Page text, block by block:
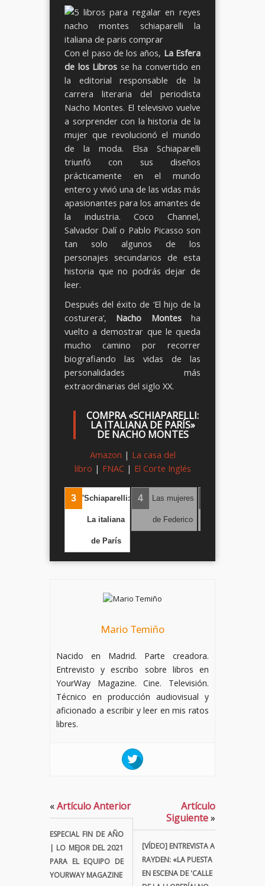
Con el paso de los años, La Esfera
de los Libros se ha convertido en
la editorial responsable de la
carrera literaria del periodista
Nacho Montes. El televisivo vuelve
a sorprender con la historia de la
mujer que revolucionó el mundo
de la moda. Elsa Schiaparelli
triunfó con sus diseños
prácticamente en el mundo
entero y vivió una de las vidas más
apasionantes para los amantes de
la industria. Coco Channel,
Salvador Dalí o Pablo Picasso son
tan solo algunos de los
personajes secundarios de esta
historia que no podrás dejar de
leer.
Después del éxito de ‘El hijo de la
costurera’, Nacho Montesha
vuelto a demostrar que le queda
mucho camino por recorrer
biografiando las vidas de las
personalidades más
extraordinarias del siglo XX.
COMPRA «SCHIAPARELLI:
LA ITALIANA DE PARÍS»
DE NACHO MONTES
Amazon | La casa del
libro | FNAC| El Corte Inglés
3 'Schiaparelli:
La italiana
de París
4 Las mujeres
de Federico
Mario Temiño
Nacido en Madrid. Parte creadora.
Entrevisto y escribo sobre libros en
YourWay Magazine. Cine. Televisión.
Técnico en producción audiovisual y
aficionado a escribir y leer en mis ratos
libres.
«Artículo Anterior
ESPECIAL FIN DE AÑO
| LO MEJOR DEL 2021
PARA EL EQUIPO DE
YOURWAY MAGAZINE
Artículo
Siguiente»
[VÍDEO] ENTREVISTA A
RAYDEN: «LA PUESTA
EN ESCENA DE 'CALLE